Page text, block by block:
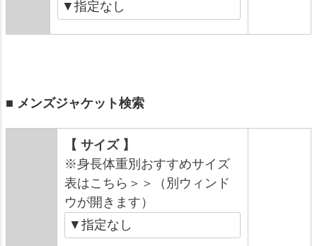
■ メンズジャケット検索
【 サイズ 】
※身長体重別おすすめサイズ
表はこちら＞＞（別ウィンド
ウが開きます）